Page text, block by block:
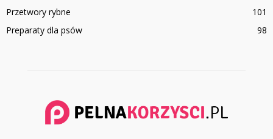
Przetwory rybne
101
Preparaty dla psów
98